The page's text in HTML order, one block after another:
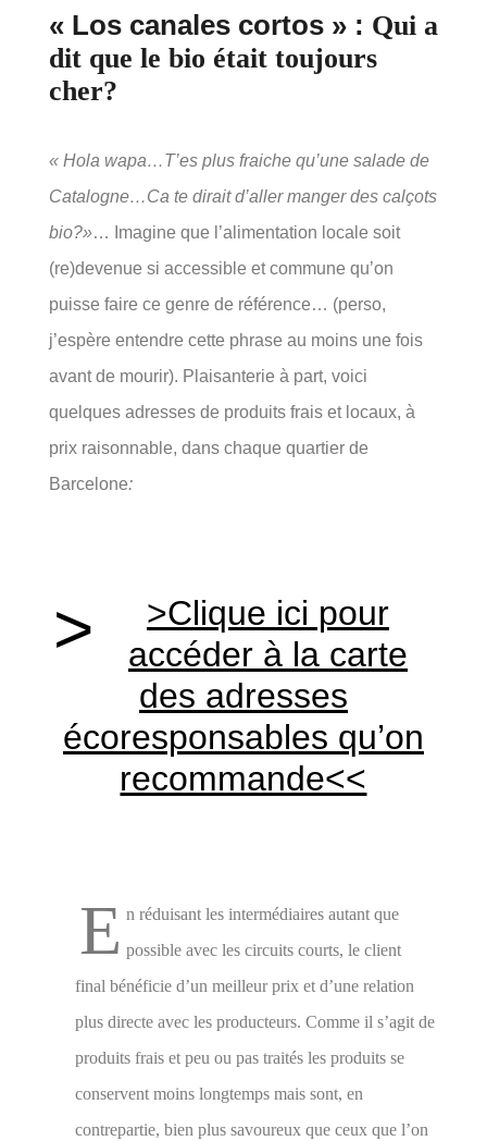
« Los canales cortos » : Qui a
dit que le bio était toujours
cher?
« Hola wapa…T’es plus fraiche qu’une salade de
Catalogne…Ca te dirait d’aller manger des calçots
bio?»… Imagine que l’alimentation locale soit
(re)devenue si accessible et commune qu’on
puisse faire ce genre de référence… (perso,
j’espère entendre cette phrase au moins une fois
avant de mourir). Plaisanterie à part, voici
quelques adresses de produits frais et locaux, à
prix raisonnable, dans chaque quartier de
Barcelone:
>
>Clique ici pour
accéder à la carte
des adresses
écoresponsables qu’on
recommande<<
E n réduisant les intermédiaires autant que
possible avec les circuits courts, le client
final bénéficie d’un meilleur prix et d’une relation
plus directe avec les producteurs. Comme il s’agit de
produits frais et peu ou pas traités les produits se
conservent moins longtemps mais sont, en
contrepartie, bien plus savoureux que ceux que l’on